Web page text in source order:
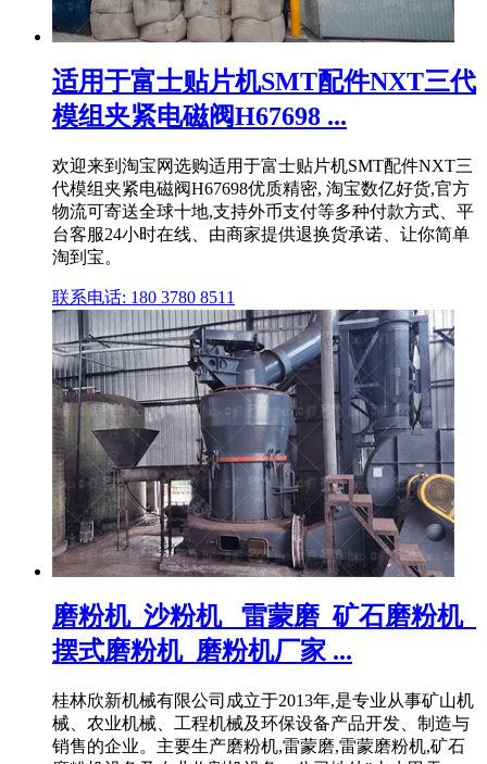
适用于富士贴片机SMT配件NXT三代
模组夹紧电磁阀H67698 ...
欢迎来到淘宝网选购适用于富士贴片机SMT配件NXT三
代模组夹紧电磁阀H67698优质精密, 淘宝数亿好货,官方
物流可寄送全球十地,支持外币支付等多种付款方式、平
台客服24小时在线、由商家提供退换货承诺、让你简单
淘到宝。
联系电话: 180 3780 8511
磨粉机_沙粉机 _雷蒙磨_矿石磨粉机_
摆式磨粉机_磨粉机厂家 ...
桂林欣新机械有限公司成立于2013年,是专业从事矿山机
械、农业机械、工程机械及环保设备产品开发、制造与
销售的企业。主要生产磨粉机,雷蒙磨,雷蒙磨粉机,矿石